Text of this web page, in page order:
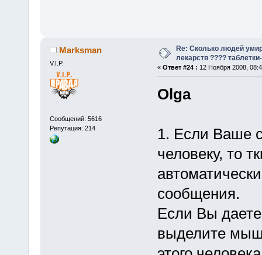
Marksman
V.I.P.
Сообщений: 5616
Репутация: 214
Re: Сколько людей
лекарств ????
« Ответ #24 : 12 Ноября 2008,
Olga
1. Если Ваше
человеку, то
сообщения.
Если Вы даете
выделите